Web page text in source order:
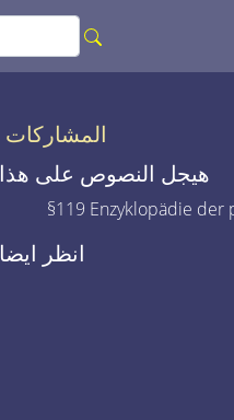
المشاركات
هيجل النصوص على هذا
§119 Enzyklopädie der
انظر ايضا